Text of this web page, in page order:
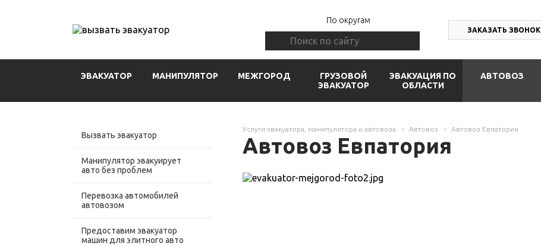
По округам
ЗАКАЗАТЬ ЗВОНОК
ЭВАКУАТОР МАНИПУЛЯТОР МЕЖГОРОД
ГРУЗОВОЙ
ЭВАКУАТОР
ЭВАКУАЦИЯ ПО
ОБЛАСТИ
АВТОВОЗ
Услуги эвакуатора, манипулятора и автовоза Автовоз Автовоз Евпатория
Автовоз Евпатория
Вызвать эвакуатор
Манипулятор эвакуирует
авто без проблем
Перевозка автомобилей
автовозом
Предоставим эвакуатор
машин для элитного авто